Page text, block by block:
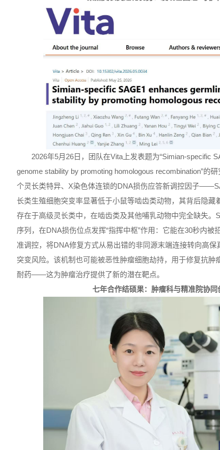
2026年5月26日，团队在Vita上发表题为“Simian-specific
genome stability by promoting homologous recombination”的
个灵长类特异、X染色体连锁的DNA损伤应答新调控因子
长类生殖细胞突变率显著低于小鼠等啮齿类动物，其背后隐藏
存在于高级灵长类中，在啮齿类及其他哺乳动物中完全缺失。
序列，在DNA损伤位点发挥“指挥中枢”作用：它能在30秒内被
准调控，将DNA修复方式从易出错的非同源末端连接转向高
突变风险。该机制也可能被恶性肿瘤细胞劫持，用于修复抗肿
耐药——这为肿瘤治疗提供了新的潜在靶点。
七年合作结硕果：肿瘤科与精准院协同